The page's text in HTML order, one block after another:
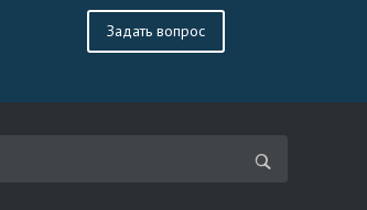
Задать вопрос